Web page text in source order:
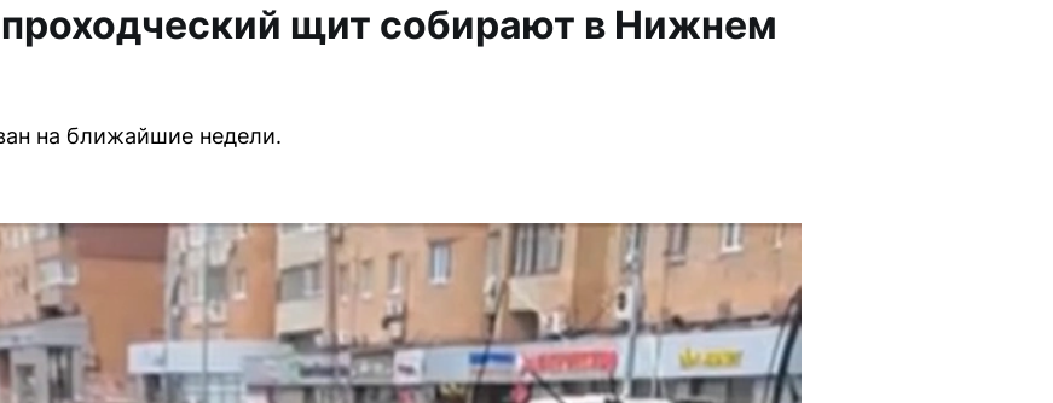
щит собирают в Нижнем
на ближайшие недели.